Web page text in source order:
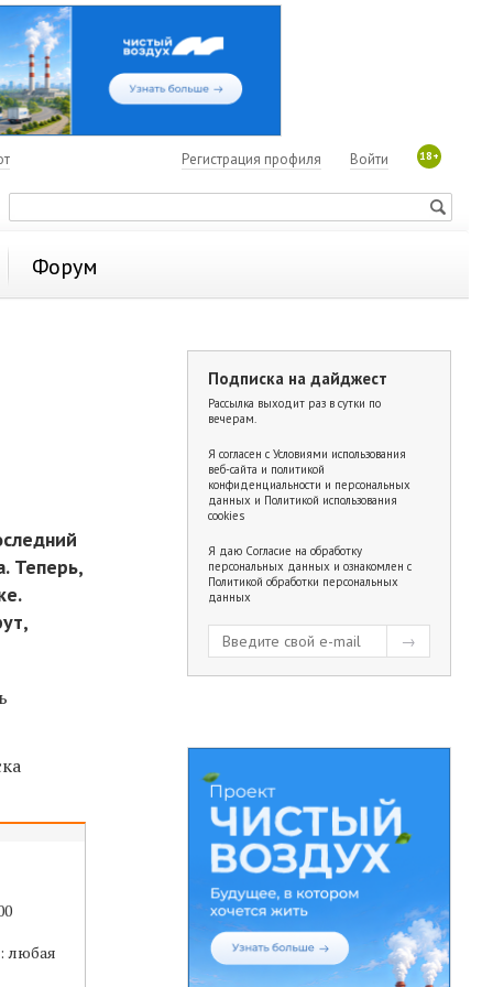
18+
Войти
Регистрация профиля
Форум
Теперь,
: любая
Подписка на дайджест
Рассылка выходит раз в сутки по
вечерам.
Я согласен с Условиями использования
веб-сайта и политикой
конфиденциальности и персональных
данных и Политикой использования
cookies
Я даю Согласие на обработку
персональных данных и ознакомлен с
Политикой обработки персональных
данных